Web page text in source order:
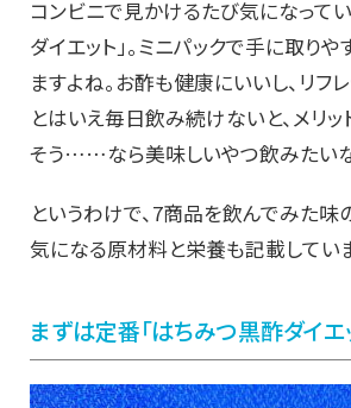
コンビニで見かけるたび気になって
ダイエット」。ミニパックで手に取り
ますよね。お酢も健康にいいし、リフレ
とはいえ毎日飲み続けないと、メリ
そう……なら美味しいやつ飲みたい
というわけで、7商品を飲んでみた味
気になる原材料と栄養も記載してい
まずは定番「はちみつ黒酢ダイエ